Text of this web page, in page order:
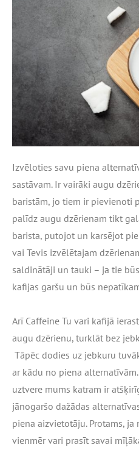
Izvēloties savu piena
sastāvam. Ir vairāki augu
baristām, jo tiem ir pievienoti
palīdz augu dzērienam tikt
barista, putojot un karsējot
vai Tevis izvēlētajam
saldinātāji un tauki – ja tie
kafijas garšu un būs
Arī Caffeine Tu vari kafijā
augu dzērienu, turklāt bez
Tāpēc dodies uz jebkuru
ar kādu no piena
uztvere mums katram ir
jānogaršo dažādas
piena aizvietotāju. Protams,
vienmēr vari prasīt savai